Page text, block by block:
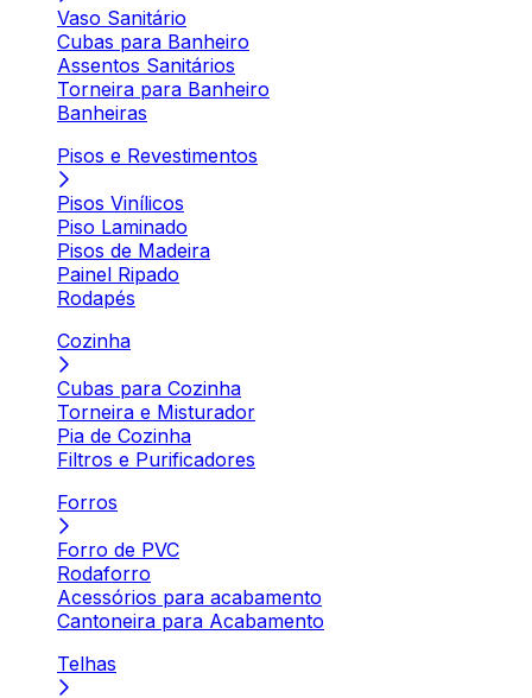
Vaso Sanitário
Cubas para Banheiro
Assentos Sanitários
Torneira para Banheiro
Banheiras
Pisos e Revestimentos
Pisos Vinílicos
Piso Laminado
Pisos de Madeira
Painel Ripado
Rodapés
Cozinha
Cubas para Cozinha
Torneira e Misturador
Pia de Cozinha
Filtros e Purificadores
Forros
Forro de PVC
Rodaforro
Acessórios para acabamento
Cantoneira para Acabamento
Telhas